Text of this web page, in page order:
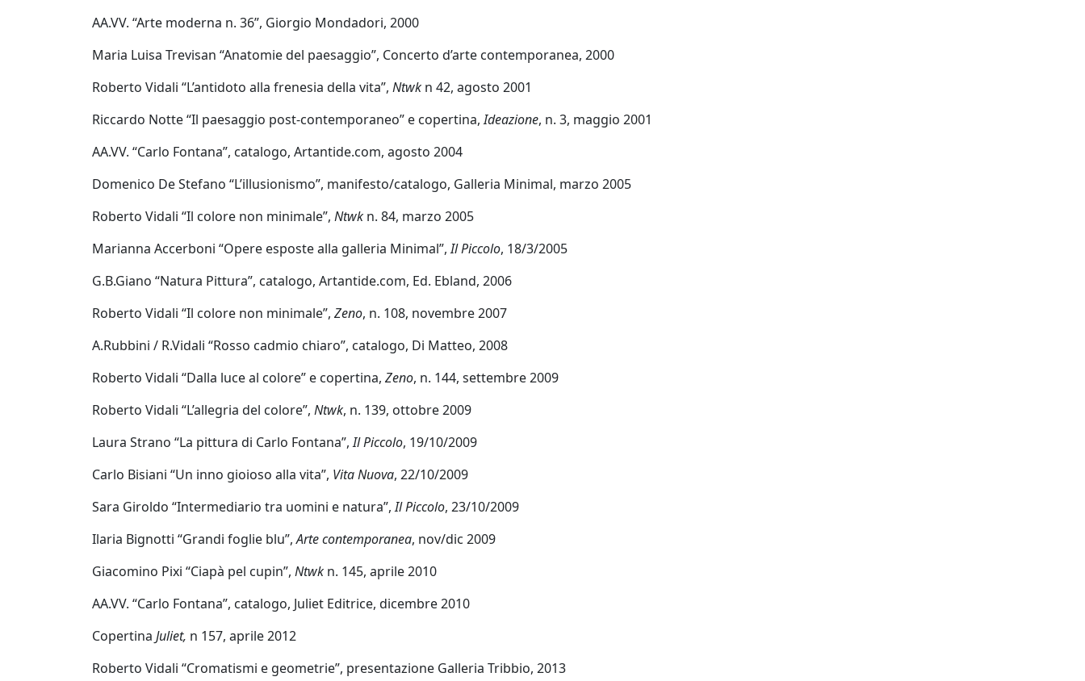
Nilo
Cabai
Alessandro
Giancarlo
Caneva
Canton
LeoNilde
Gastone
Cecconello
Ciani
Sergio
Fabio
Colussi
AA.VV. “Arte moderna n. 36”, Giorgio Mondadori, 2000
Maria Luisa Trevisan “Anatomie del paesaggio”, Concerto d’arte contemporanea, 2000
Roberto Vidali “L’antidoto alla frenesia della vita”, Ntwk n 42, agosto 2001
Riccardo Notte “Il paesaggio post-contemporaneo” e copertina,Ideazione, n. 3, maggio 2001
AA.VV. “Carlo Fontana”, catalogo, Artantide.com, agosto 2004
Domenico De Stefano “L’illusionismo”, manifesto/catalogo, Galleria Minimal, marzo 2005
Roberto Vidali “Il colore non minimale”, Ntwk n. 84, marzo 2005
Marianna Accerboni “Opere esposte alla galleria Minimal”,Il Piccolo, 18/3/2005
G.B.Giano “Natura Pittura”, catalogo, Artantide.com, Ed. Ebland, 2006
Roberto Vidali “Il colore non minimale”, Zeno, n. 108, novembre 2007
A.Rubbini / R.Vidali “Rosso cadmio chiaro”, catalogo, Di Matteo, 2008
Roberto Vidali “Dalla luce al colore” e copertina, Zeno, n. 144, settembre 2009
Roberto Vidali “L’allegria del colore”, Ntwk, n. 139, ottobre 2009
Laura Strano “La pittura di Carlo Fontana”,Il Piccolo, 19/10/2009
Carlo Bisiani “Un inno gioioso alla vita”, Vita Nuova, 22/10/2009
Sara Giroldo “Intermediario tra uomini e natura”,Il Piccolo, 23/10/2009
Ilaria Bignotti “Grandi foglie blu”,Arte contemporanea, nov/dic 2009
Giacomino Pixi “Ciapà pel cupin”, Ntwk n. 145, aprile 2010
AA.VV. “Carlo Fontana”, catalogo, Juliet Editrice, dicembre 2010
Copertina Juliet, n 157, aprile 2012
Roberto Vidali “Cromatismi e geometrie”, presentazione Galleria Tribbio, 2013